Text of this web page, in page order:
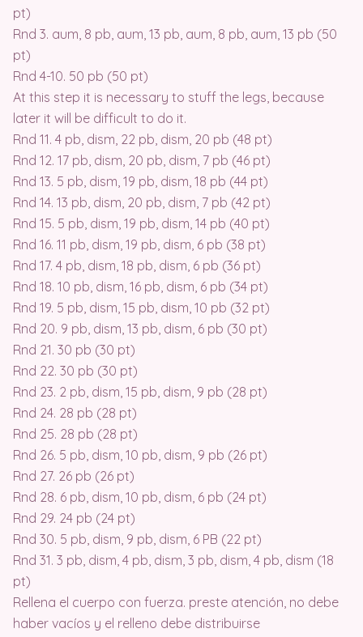
pt)
Rnd 3. aum, 8 pb, aum, 13 pb, aum, 8 pb, aum, 13 pb (50
pt)
Rnd 4-10. 50 pb (50 pt)
At this step it is necessary to stuff the legs, because
later it will be difficult to do it.
Rnd 11. 4 pb, dism, 22 pb, dism, 20 pb (48 pt)
Rnd 12. 17 pb, dism, 20 pb, dism, 7 pb (46 pt)
Rnd 13. 5 pb, dism, 19 pb, dism, 18 pb (44 pt)
Rnd 14. 13 pb, dism, 20 pb, dism, 7 pb (42 pt)
Rnd 15. 5 pb, dism, 19 pb, dism, 14 pb (40 pt)
Rnd 16. 11 pb, dism, 19 pb, dism, 6 pb (38 pt)
Rnd 17. 4 pb, dism, 18 pb, dism, 6 pb (36 pt)
Rnd 18. 10 pb, dism, 16 pb, dism, 6 pb (34 pt)
Rnd 19. 5 pb, dism, 15 pb, dism, 10 pb (32 pt)
Rnd 20. 9 pb, dism, 13 pb, dism, 6 pb (30 pt)
Rnd 21. 30 pb (30 pt)
Rnd 22. 30 pb (30 pt)
Rnd 23. 2 pb, dism, 15 pb, dism, 9 pb (28 pt)
Rnd 24. 28 pb (28 pt)
Rnd 25. 28 pb (28 pt)
Rnd 26. 5 pb, dism, 10 pb, dism, 9 pb (26 pt)
Rnd 27. 26 pb (26 pt)
Rnd 28. 6 pb, dism, 10 pb, dism, 6 pb (24 pt)
Rnd 29. 24 pb (24 pt)
Rnd 30. 5 pb, dism, 9 pb, dism, 6 PB (22 pt)
Rnd 31. 3 pb, dism, 4 pb, dism, 3 pb, dism, 4 pb, dism (18
pt)
Rellena el cuerpo con fuerza. preste atención, no debe
haber vacíos y el relleno debe distribuirse